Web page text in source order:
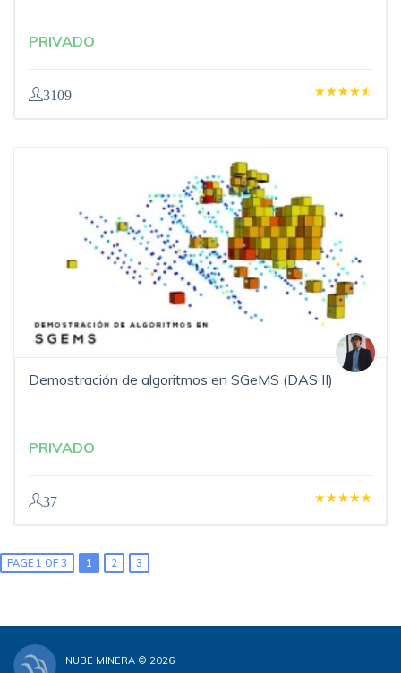
PRIVADO
3109
Demostración de algoritmos en SGeMS (DAS II)
PRIVADO
37
PAGE 1 OF 3 1 2 3
NUBE MINERA © 2026